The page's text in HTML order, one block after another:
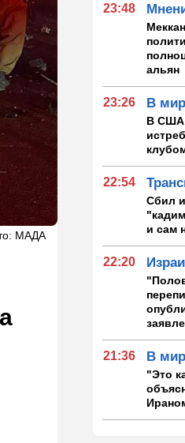
МАДА
23:48
альян
23:26 В
В США
22:54
Сбил
и сам
22:20
21:36 В
"Это